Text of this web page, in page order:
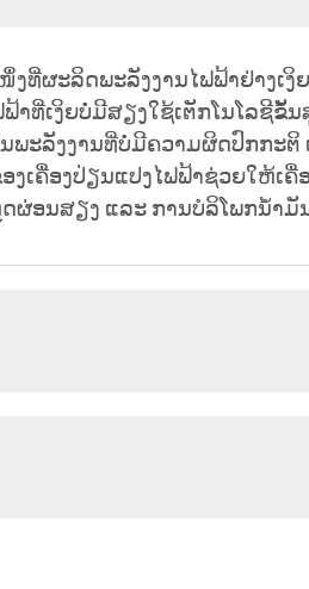
ທີ່ຜະລິດພະລັງງານໄຟຟ້າຢ່າງເ
ຟ້າທີ່ເງິຍບໍ່ມີສຽງໃຊ້ເຕັກໂນໂລ
ະລັງງານທີ່ບໍ່ມີຄວາມຜິດປົກກະຕິ
ເຄື່ອງປ່ຽນແປງໄຟຟ້າຊ່ວຍໃຫ້ເ
ຜ່ອນສຽງ ແລະ ການບໍລິໂພກນ້ຳມັ